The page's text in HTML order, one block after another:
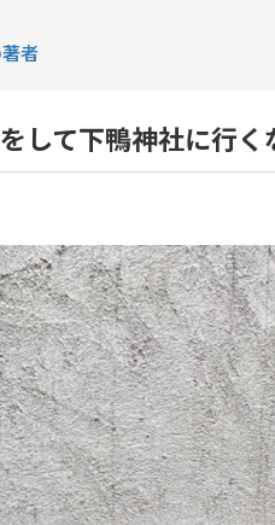
者
して下鴨神社に行